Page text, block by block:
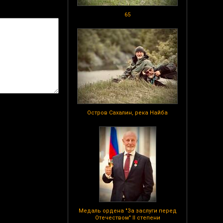
65
Остров Сахалин, река Найба
Медаль ордена "За заслуги перед
Отечеством" II степени